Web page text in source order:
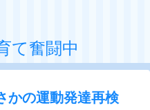
て奮闘中
かの運動発達再検